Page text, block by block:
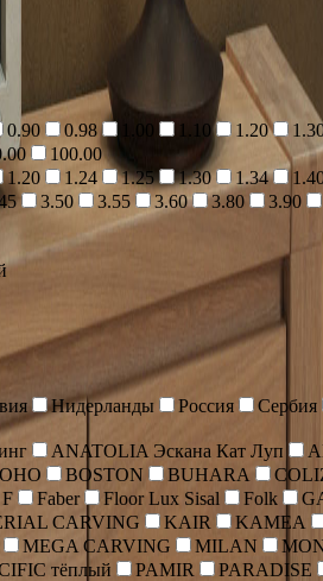
0.90 0.98 1.00 1.10 1.20
100.00
1.20 1.24 1.25 1.30 1.34
3.50 3.55 3.60 3.80 3.90
Нидерланды Россия Сербия
ANATOLIA Эскана Кат Луп
BOSTON BUHARA
F Faber Floor Lux Sisal Folk
CARVING KAIR KAMEA
MEGA CARVING MILAN
тёплый PAMIR PARADISE